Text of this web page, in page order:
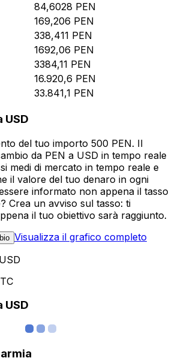
84,6028 PEN
169,206 PEN
338,411 PEN
1692,06 PEN
3384,11 PEN
16.920,6 PEN
33.841,1 PEN
USD
del tuo importo 500 PEN. Il
da PEN a USD in tempo reale
medi di mercato in tempo reale e
il valore del tuo denaro in ogni
informato non appena il tasso
Crea un avviso sul tasso: ti
il tuo obiettivo sarà raggiunto.
Visualizza il grafico completo
USD